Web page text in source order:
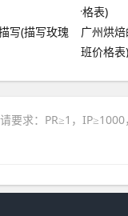
写(描写玫瑰
广州烘
班价格表)
要求：PR≥1，